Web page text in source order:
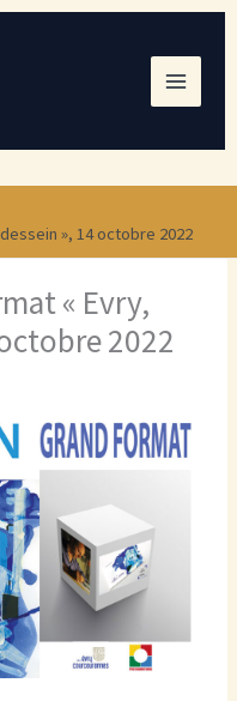
», 14 octobre 2022
« Evry,
2022